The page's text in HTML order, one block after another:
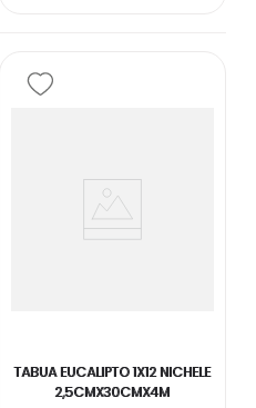
TABUA EUCALIPTO 1X12 NICHELE
2,5CMX30CMX4M